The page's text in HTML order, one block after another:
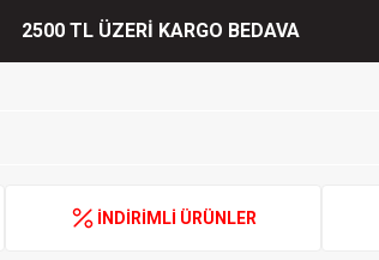
2500 TL ÜZERİ KARGO BEDAVA
İNDİRİMLİ ÜRÜNLER